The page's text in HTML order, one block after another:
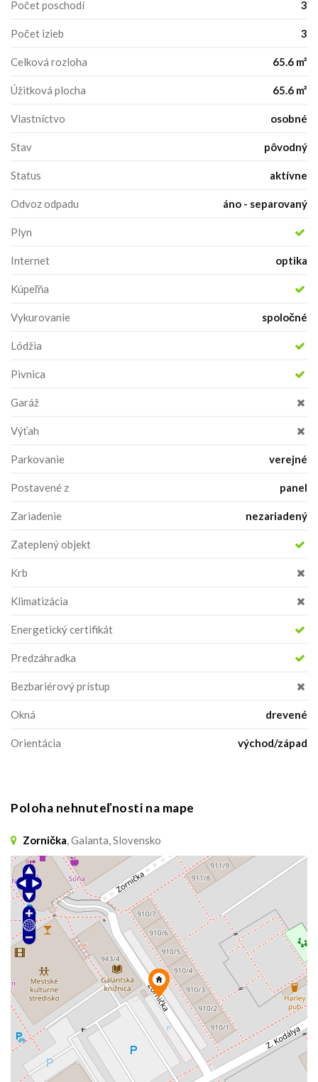
Počet poschodí 3
Počet izieb 3
Celková rozloha 65.6 m²
Úžitková plocha 65.6 m²
Vlastníctvo osobné
Stav pôvodný
Status aktívne
Odvoz odpadu áno - separovaný
Plyn
Internet optika
Kúpeľňa
Vykurovanie spoločné
Lódžia
Pivnica
Garáž
Výťah
Parkovanie verejné
Postavené z panel
Zariadenie nezariadený
Zateplený objekt
Krb
Klimatizácia
Energetický certifikát
Predzáhradka
Bezbariérový prístup
Okná drevené
Orientácia východ/západ
Poloha nehnuteľnosti na mape
Zornička, Galanta, Slovensko